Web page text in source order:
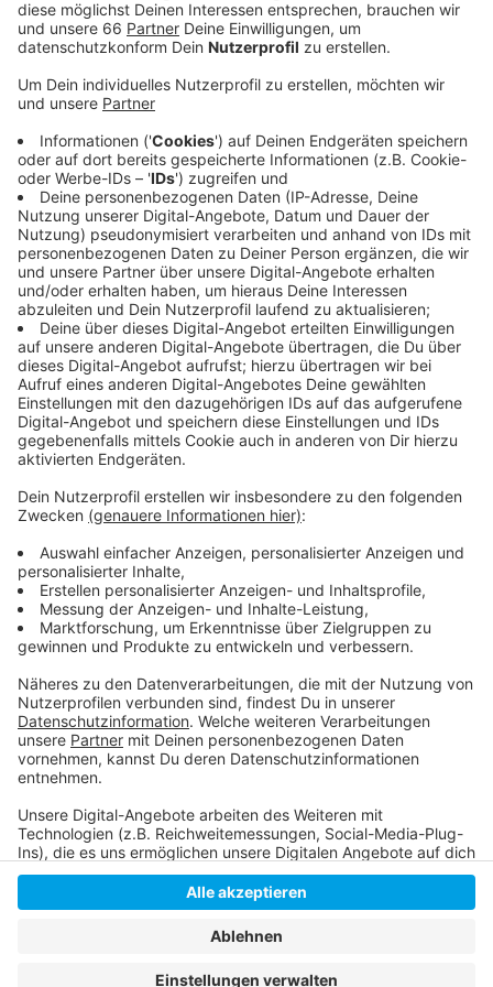
Neben den Weihnachtsmärkten werden heute Mittag
Sonntag in der Innenstadt, der Altstadt und der
viele Kunden. Denn in der Weihnachtszeit machen die
Geschäfte traditionell besonders hohe Umsätze. Wer
in die Stadt möchte, sollte mit Bus oder Bahn fahren.
Die Rheinbahn setzt deshalb auch extra größere
Fahrzeuge ein.
Anzeige
Weitere Infos und Links zum Thema:
Anzeige
Hier informiert die Rheinbahn
Weihnachtszeit
Die Düsseldorfer Weihnachtszeit
Anzeige
Anzeige